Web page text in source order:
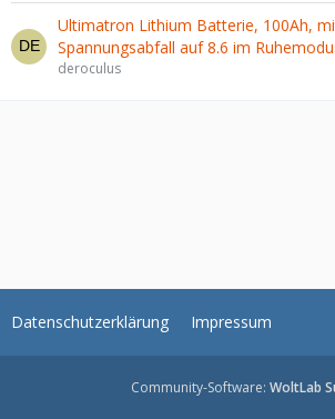
Ultimatron Lithium Batterie, 100Ah,
Spannungsabfall auf 8.6 im
deroculus
Datenschutzerklärung Impressum
Community-Software: WoltLab